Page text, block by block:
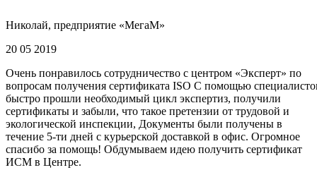
Николай, предприятие «МегаМ»
20 05 2019
Очень понравилось сотрудничество с центром «Эксперт» по
вопросам получения сертификата ISO С помощью
быстро прошли необходимый цикл экспертиз, получили
сертификаты и забыли, что такое претензии от трудовой и
экологической инспекции, Документы были получены в
течение 5-ти дней с курьерской доставкой в офис. Огромное
спасибо за помощь! Обдумываем идею получить сертификат
ИСМ в Центре.